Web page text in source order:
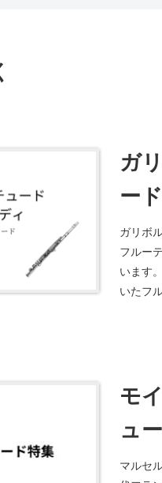
ガ
ード
ガリボ
フルー
います
いたフ
モ
ュ
マルセ